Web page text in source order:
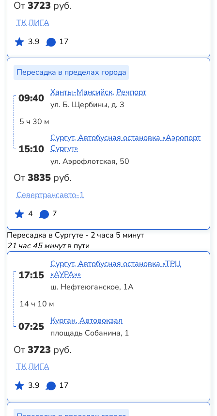
От3723 руб.
ТК ЛИГА
3.9
17
Пересадка в пределах города
09:40
5 ч 30 м
15:10
От3835 руб.
Ханты-Мансийск, Речпорт
ул. Б. Щербины, д. 3
Сургут, Автобусная остановка «Аэропорт
Сургут»
ул. Аэрофлотская, 50
Севертрансавто-1
4
7
Пересадка в Сургуте - 2 часа 5 минут
21 час 45 минутв пути
17:15
14 ч 10 м
07:25
От3723 руб.
Сургут, Автобусная остановка «ТРЦ
«АУРА»»
ш. Нефтеюганское, 1А
Курган, Автовокзал
площадь Собанина, 1
ТК ЛИГА
3.9
17